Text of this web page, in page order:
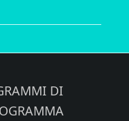
DI